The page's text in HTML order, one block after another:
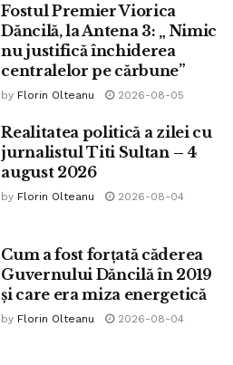
Fostul Premier Viorica
Dăncilă, la Antena 3: „ Nimic
nu justifică închiderea
centralelor pe cărbune”
by Florin Olteanu 2026-08-05
Realitatea politică a zilei cu
jurnalistul Titi Sultan – 4
august 2026
by Florin Olteanu 2026-08-04
Cum a fost forțată căderea
Guvernului Dăncilă în 2019
și care era miza energetică
by Florin Olteanu 2026-08-04